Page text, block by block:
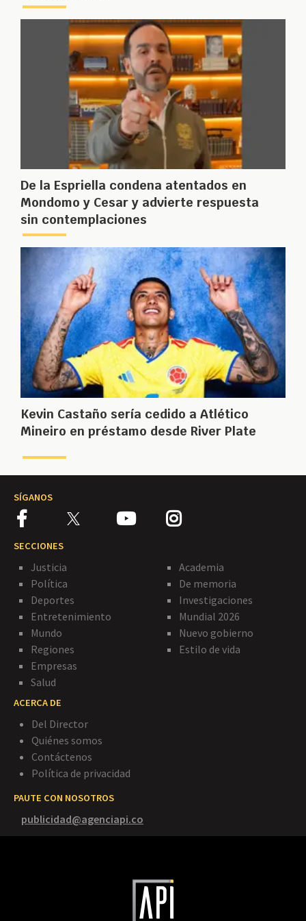
De la Espriella condena atentados en
Mondomo y Cesar y advierte respuesta
sin contemplaciones
Kevin Castaño sería cedido a Atlético
Mineiro en préstamo desde River Plate
SÍGANOS
SECCIONES
Justicia
Política
Deportes
Entretenimiento
Mundo
Regiones
Empresas
Salud
Academia
De memoria
Investigaciones
Mundial 2026
Nuevo gobierno
Estilo de vida
ACERCA DE
Del Director
Quiénes somos
Contáctenos
Política de privacidad
PAUTE CON NOSOTROS
publicidad@agenciapi.co